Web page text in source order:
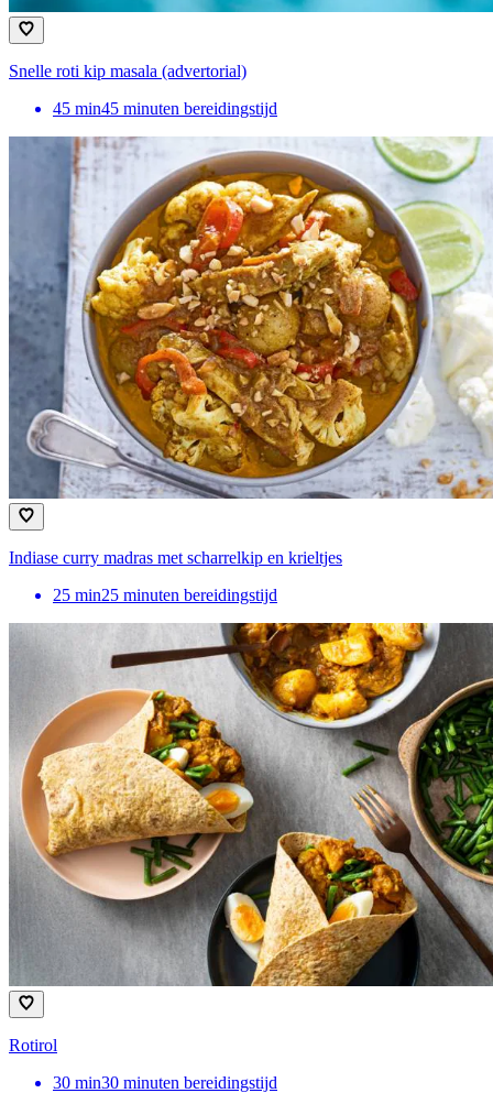
Snelle roti kip masala (advertorial)
45 min45 minuten bereidingstijd
Indiase curry madras met scharrelkip en krieltjes
25 min25 minuten bereidingstijd
Rotirol
30 min30 minuten bereidingstijd